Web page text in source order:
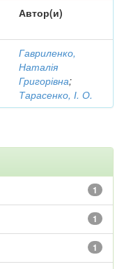
Автор(и)
Гавриленко,
Наталія
Григорівна;
Тарасенко, І. О.
1
1
1